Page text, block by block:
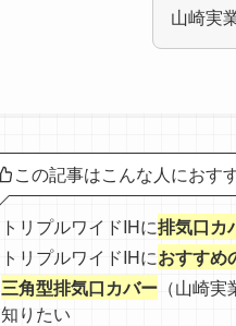
山崎実
この記事はこんな人におす
トリプルワイドIHに排気口カ
トリプルワイドIHにおすすめ
三角型排気口カバー （山崎
知りたい